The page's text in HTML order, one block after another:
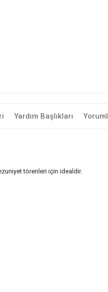
Yardım Başlıkları
törenleri için idealdir.